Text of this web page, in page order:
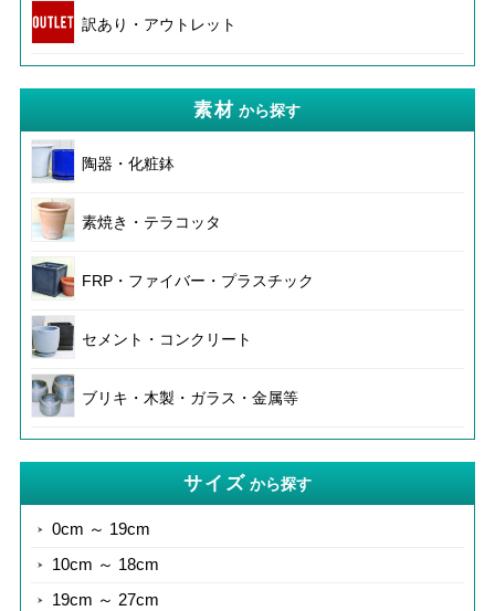
訳あり・アウトレット
素材 から探す
陶器・化粧鉢
素焼き・テラコッタ
FRP・ファイバー・プラスチック
セメント・コンクリート
ブリキ・木製・ガラス・金属等
サイズ から探す
0cm ～ 19cm
10cm ～ 18cm
19cm ～ 27cm